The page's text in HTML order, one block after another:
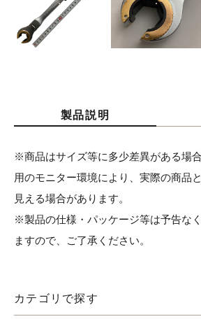
製品説明
※商品はサイズ等に多少差異がある場
用のモニター環境により、実際の商品
見える場合があります。
※製品の仕様・パッケージ等は予告な
ますので、ご了承ください。
カテゴリで探す